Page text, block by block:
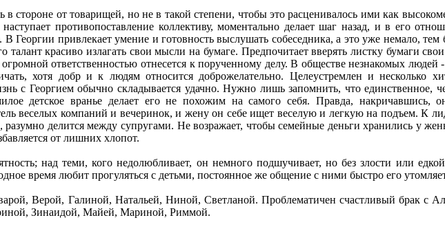
в стороне от товарищей, но не в такой степени, чтобы это расценивалось ими как
противопоставление коллективу, моментально делает шаг назад, и в его
В Георгии привлекает умение и готовность выслушать собеседника, а это уже немало, тем
красиво излагать свои мысли на бумаге. Предпочитает вверять листку бумаги
ответственностью отнесется к порученному делу. В обществе незнакомых людей
хотя добр и к людям относится доброжелательно. Целеустремлен и несколько
с Георгием обычно складывается удачно. Нужно лишь запомнить, что единственное,
детское вранье делает его не похожим на самого себя. Правда, накричавшись,
веселых компаний и вечеринок, и жену он себе ищет веселую и легкую на подъем. К
разумно делится между супругами. Не возражает, чтобы семейные деньги хранились у
от лишних хлопот.
над теми, кого недолюбливает, он немного подшучивает, но без злости или
время любит прогуляться с детьми, постоянное же общение с ними быстро его
Верой, Галиной, Натальей, Ниной, Светланой. Проблематичен счастливый брак с
Зинаидой, Майей, Мариной, Риммой.